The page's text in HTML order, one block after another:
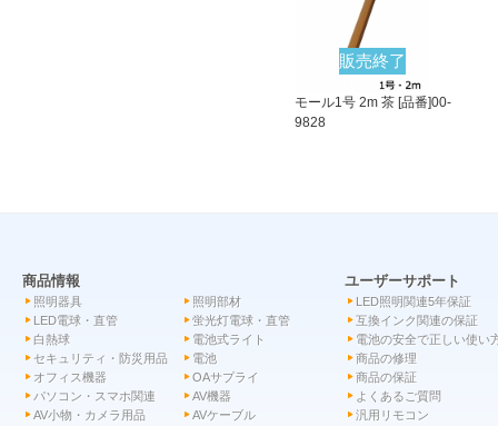
販売終了
モール1号 2m 茶 [品番]00-
9828
商品情報
照明器具
照明部材
LED電球・直管
蛍光灯電球・直管
白熱球
電池式ライト
セキュリティ・防災用品
電池
オフィス機器
OAサプライ
パソコン・スマホ関連
AV機器
AV小物・カメラ用品
AVケーブル
ユーザーサポート
LED照明関連5年保証
互換インク関連の保証
電池の安全で正しい使い
商品の修理
商品の保証
よくあるご質問
汎用リモコン